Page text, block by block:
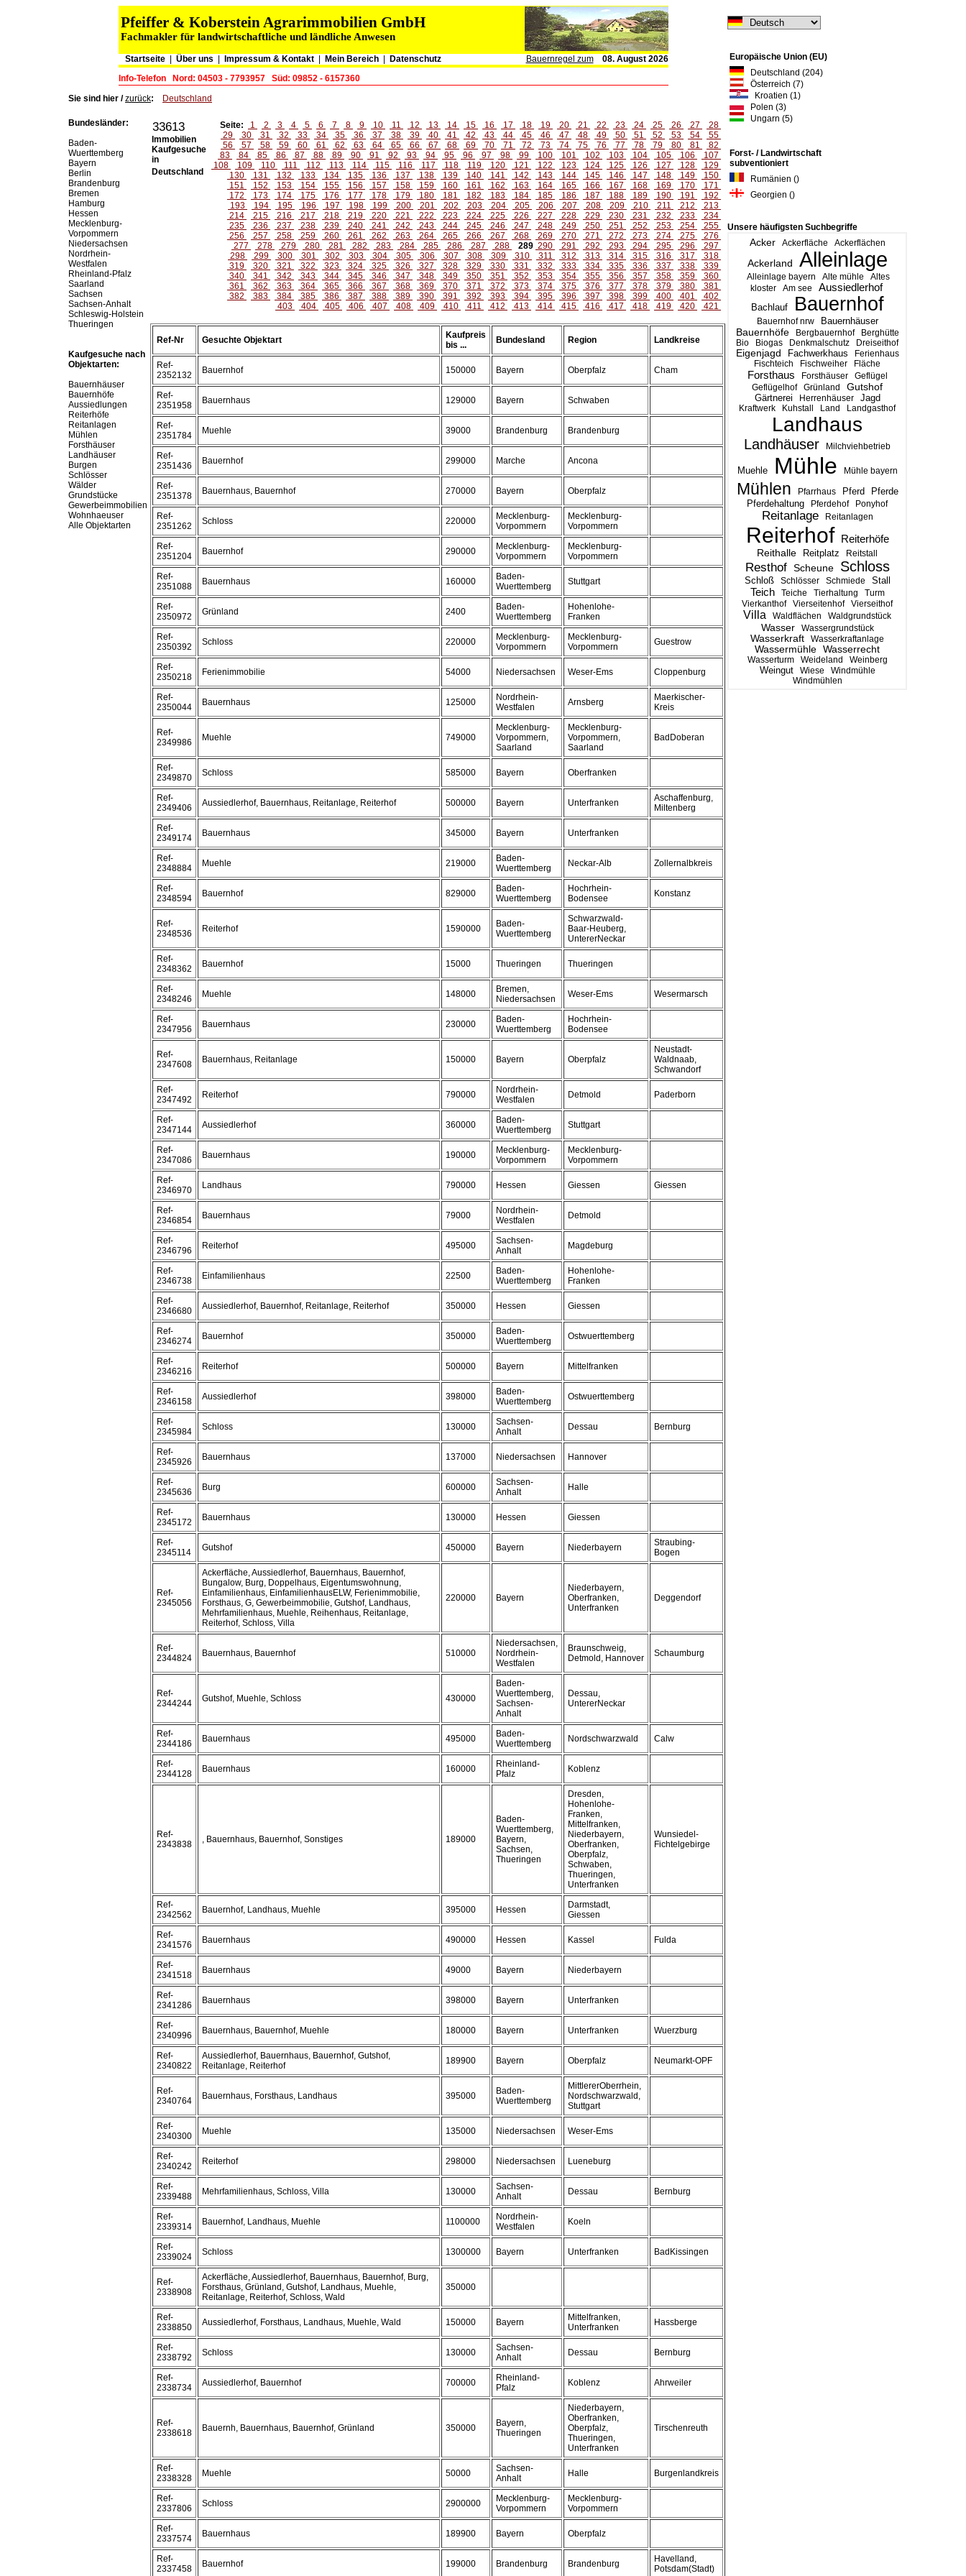
Pfeiffer & Koberstein Agrarimmobilien GmbH
Fachmakler für landwirtschaftliche und ländliche Anwesen
Startseite| Über uns Impressum & Kontakt| Mein Bereich Datenschutz Bauernregel zum
08. August 2026
Info-Telefon
Nord: 04503 - 7793957 Süd: 09852 - 6157360
Europäische Union (EU)
Deutschland (204)
Österreich (7)
Kroatien (1)
Polen (3)
Ungarn (5)
Forst- / Landwirtschaft
subventioniert
Rumänien ()
Georgien ()
Unsere häufigsten Suchbegriffe
Acker Ackerfläche Ackerflächen
Ackerland Alleinlage
Alleinlage bayern Alte mühle
Altes
kloster
Am see Aussiedlerhof
Bachlauf Bauernhof
Bauernhof nrw Bauernhäuser
Bauernhöfe Bergbauernhof
Berghütte
Bio
Biogas Denkmalschutz Dreiseithof
Eigenjagd Fachwerkhaus
Ferienhaus
Fischteich
Fischweiher Fläche
Forsthaus Forsthäuser
Geflügel
Geflügelhof
Grünland
Gutshof
Gärtnerei
Herrenhäuser Jagd
Kraftwerk Kuhstall Land Landgasthof
Landhaus
Landhäuser Milchviehbetrieb
Muehle Mühle Mühle bayern
Mühlen Pfarrhaus Pferd Pferde
Pferdehaltung Pferdehof Ponyhof
Reitanlage Reitanlagen
Reiterhof Reiterhöfe
Reithalle Reitplatz Reitstall
Resthof Scheune Schloss
Schloß Schlösser Schmiede Stall
Teich Teiche Tierhaltung
Turm
Vierkanthof
Vierseitenhof Vierseithof
Villa Waldflächen Waldgrundstück
Wasser Wassergrundstück
Wasserkraft Wasserkraftanlage
Wassermühle Wasserrecht
Wasserturm Weideland Weinberg
Weingut Wiese
Windmühle
Windmühlen
Sie sind hier /zurück: Deutschland
Bundesländer:
Baden-
Wuerttemberg
Bayern
Berlin
Brandenburg
Bremen
Hamburg
Hessen
Mecklenburg-
Vorpommern
Niedersachsen
Nordrhein-
Westfalen
Rheinland-Pfalz
Saarland
Sachsen
Sachsen-Anhalt
Schleswig-Holstein
Thueringen
Kaufgesuche nach
Objektarten:
Bauernhäuser
Bauernhöfe
Aussiedlungen
Reiterhöfe
Reitanlagen
Mühlen
Forsthäuser
Landhäuser
Burgen
Schlösser
Wälder
Grundstücke
Gewerbeimmobilien
Wohnhaeuser
Alle Objektarten
33613
Immobilien
Kaufgesuche
in
Deutschland
Seite: 1 2 3 4 5 6 7 8 9 10 11 12 13 14 15 16 17 18 19 20 21 22 23 24 25 26 27
28
29
30 31 32 33 34 35 36 37 38 39 40 41 42 43 44 45 46 47 48 49 50 51 52 53 54
55
56
57 58 59 60 61 62 63 64 65 66 67 68 69 70 71 72 73 74 75 76 77 78 79 80 81
82
83
84 85 86 87 88 89 90 91 92 93 94 95 96 97 98 99 100 101 102 103 104 105 106
107
108
109 110 111 112 113 114 115 116 117 118 119 120 121 122 123 124 125 126 127 128
129
130
131 132 133 134 135 136 137 138 139 140 141 142 143 144 145 146 147 148 149
150
151
152 153 154 155 156 157 158 159 160 161 162 163 164 165 166 167 168 169 170
171
172
173 174 175 176 177 178 179 180 181 182 183 184 185 186 187 188 189 190 191
192
193
194 195 196 197 198 199 200 201 202 203 204 205 206 207 208 209 210 211 212
213
214
215 216 217 218 219 220 221 222 223 224 225 226 227 228 229 230 231 232 233
234
235
236 237 238 239 240 241 242 243 244 245 246 247 248 249 250 251 252 253 254
255
256
257 258 259 260 261 262 263 264 265 266 267 268 269 270 271 272 273 274 275
276
277
278 279 280 281 282 283 284 285 286 287 288 289 290 291 292 293 294 295 296
297
298
299 300 301 302 303 304 305 306 307 308 309 310 311 312 313 314 315 316 317
318
319
320 321 322 323 324 325 326 327 328 329 330 331 332 333 334 335 336 337 338
339
340
341 342 343 344 345 346 347 348 349 350 351 352 353 354 355 356 357 358 359
360
361
362 363 364 365 366 367 368 369 370 371 372 373 374 375 376 377 378 379 380
381
382
383 384 385 386 387 388 389 390 391 392 393 394 395 396 397 398 399 400 401
402
403
404 405 406 407 408 409 410 411 412 413 414 415 416 417 418 419 420 421
Ref-Nr Gesuchte Objektart
Kaufpreis
bis ...
Bundesland Region Landkreise
Ref-
2352132
Bauernhof 150000 Bayern Oberpfalz Cham
Ref-
2351958
Bauernhaus 129000 Bayern Schwaben
Ref-
2351784
Muehle 39000 Brandenburg Brandenburg
Ref-
2351436
Bauernhof 299000 Marche Ancona
Ref-
2351378
Bauernhaus, Bauernhof 270000 Bayern Oberpfalz
Ref-
2351262
Schloss 220000
Mecklenburg-
Vorpommern
Mecklenburg-
Vorpommern
Ref-
2351204
Bauernhof 290000
Mecklenburg-
Vorpommern
Mecklenburg-
Vorpommern
Ref-
2351088
Bauernhaus 160000
Baden-
Wuerttemberg
Stuttgart
Ref-
2350972
Grünland 2400
Baden-
Wuerttemberg
Hohenlohe-
Franken
Ref-
2350392
Schloss 220000
Mecklenburg-
Vorpommern
Mecklenburg-
Vorpommern
Guestrow
Ref-
2350218
Ferienimmobilie 54000 Niedersachsen Weser-Ems Cloppenburg
Ref-
2350044
Bauernhaus 125000
Nordrhein-
Westfalen
Arnsberg
Maerkischer-
Kreis
Ref-
2349986
Muehle 749000
Mecklenburg-
Vorpommern,
Saarland
Mecklenburg-
Vorpommern,
Saarland
BadDoberan
Ref-
2349870
Schloss 585000 Bayern Oberfranken
Ref-
2349406
Aussiedlerhof, Bauernhaus, Reitanlage, Reiterhof 500000 Bayern Unterfranken
Aschaffenburg,
Miltenberg
Ref-
2349174
Bauernhaus 345000 Bayern Unterfranken
Ref-
2348884
Muehle 219000
Baden-
Wuerttemberg
Neckar-Alb Zollernalbkreis
Ref-
2348594
Bauernhof 829000
Baden-
Wuerttemberg
Hochrhein-
Bodensee
Konstanz
Ref-
2348536
Reiterhof 1590000
Baden-
Wuerttemberg
Schwarzwald-
Baar-Heuberg,
UntererNeckar
Ref-
2348362
Bauernhof 15000 Thueringen Thueringen
Ref-
2348246
Muehle 148000
Bremen,
Niedersachsen
Weser-Ems Wesermarsch
Ref-
2347956
Bauernhaus 230000
Baden-
Wuerttemberg
Hochrhein-
Bodensee
Ref-
2347608
Bauernhaus, Reitanlage 150000 Bayern Oberpfalz
Neustadt-
Waldnaab,
Schwandorf
Ref-
2347492
Reiterhof 790000
Nordrhein-
Westfalen
Detmold Paderborn
Ref-
2347144
Aussiedlerhof 360000
Baden-
Wuerttemberg
Stuttgart
Ref-
2347086
Bauernhaus 190000
Mecklenburg-
Vorpommern
Mecklenburg-
Vorpommern
Ref-
2346970
Landhaus 790000 Hessen Giessen Giessen
Ref-
2346854
Bauernhaus 79000
Nordrhein-
Westfalen
Detmold
Ref-
2346796
Reiterhof 495000
Sachsen-
Anhalt
Magdeburg
Ref-
2346738
Einfamilienhaus 22500
Baden-
Wuerttemberg
Hohenlohe-
Franken
Ref-
2346680
Aussiedlerhof, Bauernhof, Reitanlage, Reiterhof 350000 Hessen Giessen
Ref-
2346274
Bauernhof 350000
Baden-
Wuerttemberg
Ostwuerttemberg
Ref-
2346216
Reiterhof 500000 Bayern Mittelfranken
Ref-
2346158
Aussiedlerhof 398000
Baden-
Wuerttemberg
Ostwuerttemberg
Ref-
2345984
Schloss 130000
Sachsen-
Anhalt
Dessau Bernburg
Ref-
2345926
Bauernhaus 137000 Niedersachsen Hannover
Ref-
2345636
Burg 600000
Sachsen-
Anhalt
Halle
Ref-
2345172
Bauernhaus 130000 Hessen Giessen
Ref-
2345114
Gutshof 450000 Bayern Niederbayern
Straubing-
Bogen
Ref-
2345056
Ackerfläche, Aussiedlerhof, Bauernhaus, Bauernhof,
Bungalow, Burg, Doppelhaus, Eigentumswohnung,
Einfamilienhaus, EinfamilienhausELW, Ferienimmobilie,
Forsthaus, G, Gewerbeimmobilie, Gutshof, Landhaus,
Mehrfamilienhaus, Muehle, Reihenhaus, Reitanlage,
Reiterhof, Schloss, Villa
220000 Bayern
Niederbayern,
Oberfranken,
Unterfranken
Deggendorf
Ref-
2344824
Bauernhaus, Bauernhof 510000
Niedersachsen,
Nordrhein-
Westfalen
Braunschweig,
Detmold, Hannover
Schaumburg
Ref-
2344244
Gutshof, Muehle, Schloss 430000
Baden-
Wuerttemberg,
Sachsen-
Anhalt
Dessau,
UntererNeckar
Ref-
2344186
Bauernhaus 495000
Baden-
Wuerttemberg
Nordschwarzwald Calw
Ref-
2344128
Bauernhaus 160000
Rheinland-
Pfalz
Koblenz
Ref-
2343838
, Bauernhaus, Bauernhof, Sonstiges 189000
Baden-
Wuerttemberg,
Bayern,
Sachsen,
Thueringen
Dresden,
Hohenlohe-
Franken,
Mittelfranken,
Niederbayern,
Oberfranken,
Oberpfalz,
Schwaben,
Thueringen,
Unterfranken
Wunsiedel-
Fichtelgebirge
Ref-
2342562
Bauernhof, Landhaus, Muehle 395000 Hessen
Darmstadt,
Giessen
Ref-
2341576
Bauernhaus 490000 Hessen Kassel Fulda
Ref-
2341518
Bauernhaus 49000 Bayern Niederbayern
Ref-
2341286
Bauernhaus 398000 Bayern Unterfranken
Ref-
2340996
Bauernhaus, Bauernhof, Muehle 180000 Bayern Unterfranken Wuerzburg
Ref-
2340822
Aussiedlerhof, Bauernhaus, Bauernhof, Gutshof,
Reitanlage, Reiterhof
189900 Bayern Oberpfalz Neumarkt-OPF
Ref-
2340764
Bauernhaus, Forsthaus, Landhaus 395000
Baden-
Wuerttemberg
MittlererOberrhein,
Nordschwarzwald,
Stuttgart
Ref-
2340300
Muehle 135000 Niedersachsen Weser-Ems
Ref-
2340242
Reiterhof 298000 Niedersachsen Lueneburg
Ref-
2339488
Mehrfamilienhaus, Schloss, Villa 130000
Sachsen-
Anhalt
Dessau Bernburg
Ref-
2339314
Bauernhof, Landhaus, Muehle 1100000
Nordrhein-
Westfalen
Koeln
Ref-
2339024
Schloss 1300000 Bayern Unterfranken BadKissingen
Ref-
2338908
Ackerfläche, Aussiedlerhof, Bauernhaus, Bauernhof, Burg,
Forsthaus, Grünland, Gutshof, Landhaus, Muehle,
Reitanlage, Reiterhof, Schloss, Wald
350000
Ref-
2338850
Aussiedlerhof, Forsthaus, Landhaus, Muehle, Wald 150000 Bayern
Mittelfranken,
Unterfranken
Hassberge
Ref-
2338792
Schloss 130000
Sachsen-
Anhalt
Dessau Bernburg
Ref-
2338734
Aussiedlerhof, Bauernhof 700000
Rheinland-
Pfalz
Koblenz Ahrweiler
Ref-
2338618
Bauernh, Bauernhaus, Bauernhof, Grünland 350000
Bayern,
Thueringen
Niederbayern,
Oberfranken,
Oberpfalz,
Thueringen,
Unterfranken
Tirschenreuth
Ref-
2338328
Muehle 50000
Sachsen-
Anhalt
Halle Burgenlandkreis
Ref-
2337806
Schloss 2900000
Mecklenburg-
Vorpommern
Mecklenburg-
Vorpommern
Ref-
2337574
Bauernhaus 189900 Bayern Oberpfalz
Ref-
2337458
Bauernhof 199000 Brandenburg Brandenburg
Havelland,
Potsdam(Stadt)